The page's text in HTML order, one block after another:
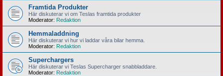
Framtida Produkter
Här diskuterar vi om Teslas framtida produkter
Moderator: Redaktion
Hemmaladdning
Här diskuterar vi hur vi laddar våra bilar hemma.
Moderator: Redaktion
Superchargers
Här diskuterar vi Teslas Supercharger snabbladdare.
Moderator: Redaktion